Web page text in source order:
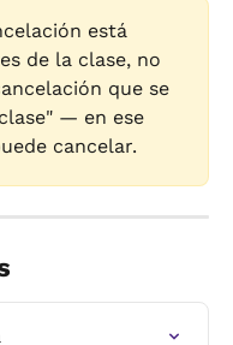
está
de la clase, no
que se
— en ese
cancelar.